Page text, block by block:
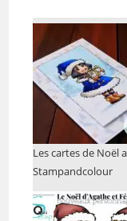
Les cartes de Noël
Stampandcolour